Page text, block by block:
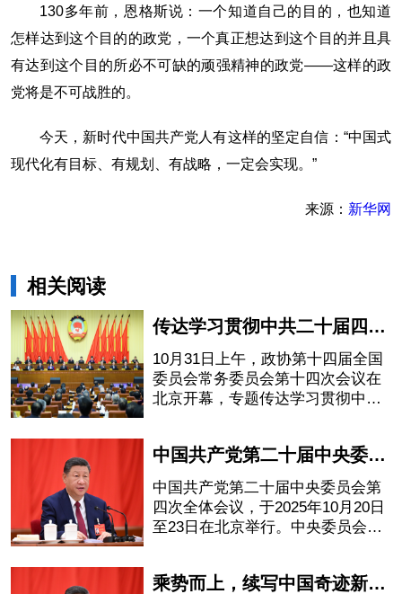
130多年前，恩格斯说：一个知道自己的目的，也知道
怎样达到这个目的的政党，一个真正想达到这个目的并且具
有达到这个目的所必不可缺的顽强精神的政党——这样的政
党将是不可战胜的。
今天，新时代中国共产党人有这样的坚定自信：“中国式
现代化有目标、有规划、有战略，一定会实现。”
来源： 新华网
相关阅读
传达学习贯彻中共二十届四中全会精神 全国政协十四届常委会第十四次会议开幕 李强作报告 王沪宁主持
10月31日上午，政协第十四届全国
委员会常务委员会第十四次会议在
北京开幕，专题传达学习贯彻中共
中国共产党第二十届中央委员会第四次全体会议在京举行
中国共产党第二十届中央委员会第
四次全体会议，于2025年10月20日
至23日在北京举行。中央委员会总
乘势而上，续写中国奇迹新篇章——党的二十届四中全会侧记